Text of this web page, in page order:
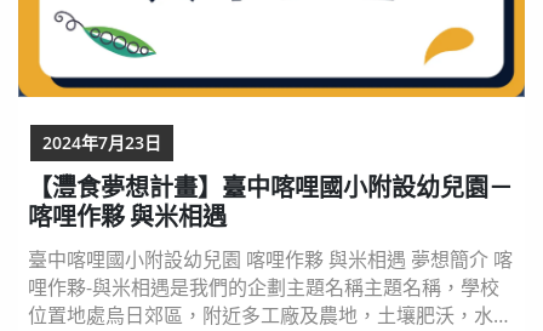
【灃食夢想計畫】臺中喀哩國小附設幼兒園－
喀哩作夥 與米相遇
臺中喀哩國小附設幼兒園 喀哩作夥 與米相遇 夢想簡介 喀
哩作夥-與米相遇是我們的企劃主題名稱主題名稱，學校
位置地處烏日郊區，附近多工廠及農地，土壤肥沃，水源
2024年7月23日